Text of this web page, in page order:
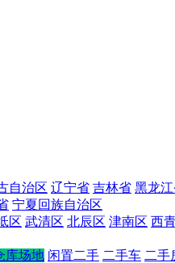
自治区 辽宁省 吉林省 黑龙
宁夏回族自治区
区 武清区 北辰区 津南区 西
库场地 闲置二手 二手车 二手